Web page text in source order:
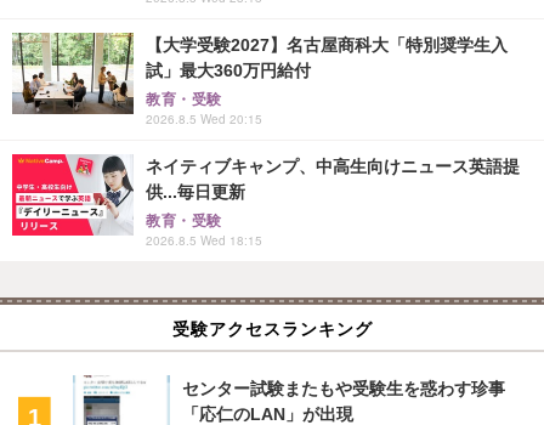
【大学受験2027】名古屋商科大「特別奨学生入
試」最大360万円給付
教育・受験
2026.8.5 Wed 20:15
ネイティブキャンプ、中高生向けニュース英語提
供...毎日更新
教育・受験
2026.8.5 Wed 18:15
受験アクセスランキング
センター試験またもや受験生を惑わす珍事
「応仁のLAN」が出現